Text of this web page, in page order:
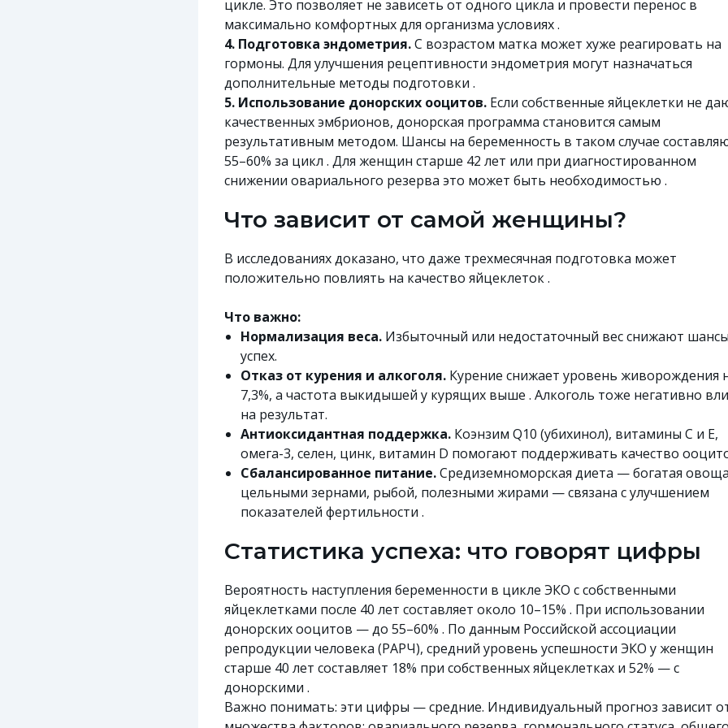
цикле. Это позволяет не зависеть от одного цикла и провести перенос в
максимально комфортных для организма условиях .
4. Подготовка эндометрия.С возрастом матка может хуже реагировать на
гормоны. Для улучшения рецептивности эндометрия могут назначаться
дополнительные методы подготовки .
5. Использование донорских ооцитов. Если собственные яйцеклетки не
качественных эмбрионов, донорская программа становится самым
результативным методом. Шансы на беременность в таком случае
55–60% за цикл . Для женщин старше 42 лет или при диагностированном
снижении овариального резерва это может быть необходимостью .
Что зависит от самой женщины?
В исследованиях доказано, что даже трехмесячная подготовка может
положительно повлиять на качество яйцеклеток .
Что важно:
Нормализация веса. Избыточный или недостаточный вес снижают
успех.
Отказ от курения и алкоголя. Курение снижает уровень живорождения
7,3%, а частота выкидышей у курящих выше . Алкоголь тоже негативно
на результат.
Антиоксидантная поддержка. Коэнзим Q10 (убихинол), витамины C и E,
омега-3, селен, цинк, витамин D помогают поддерживать качество
Сбалансированное питание.Средиземноморская диета — богатая
цельными зернами, рыбой, полезными жирами — связана с улучшением
показателей фертильности .
Статистика успеха: что говорят цифры
Вероятность наступления беременности в цикле ЭКО с собственными
яйцеклетками после 40 лет составляет около 10–15% . При использовании
донорских ооцитов — до 55–60% . По данным Российской ассоциации
репродукции человека (РАРЧ), средний уровень успешности ЭКО у женщин
старше 40 лет составляет 18% при собственных яйцеклетках и 52% — с
донорскими .
Важно понимать: эти цифры — средние. Индивидуальный прогноз зависит